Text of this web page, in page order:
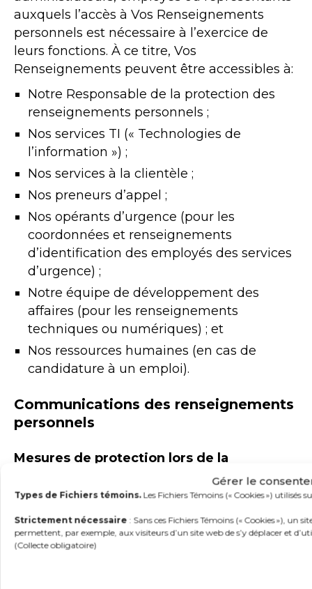
Gérer le
Types de Fichiers témoins. Les Fichiers Témoins (« Cookies ») utilisés
Strictement nécessaire : Sans ces Fichiers Témoins (« Cookies »), un
permettent, par exemple, aux visiteurs d’un site web de s’y déplacer et
(Collecte obligatoire)
auxquels l’accès à Vos Renseignements
personnels est nécessaire à l’exercice de
leurs fonctions. À ce titre, Vos
Renseignements peuvent être accessibles à:
Notre Responsable de la protection des
renseignements personnels ;
Nos services TI (« Technologies de
l’information ») ;
Nos services à la clientèle ;
Nos preneurs d’appel ;
Nos opérants d’urgence (pour les
coordonnées et renseignements
d’identification des employés des services
d’urgence) ;
Notre équipe de développement des
affaires (pour les renseignements
techniques ou numériques) ; et
Nos ressources humaines (en cas de
candidature à un emploi).
Communications des renseignements
personnels
Mesures de protection lors de la
Nous ne
communiquons Vos Renseignements
personnels à Nos Fournisseurs de services
que si ceux-ci se sont préalablement
engagés par écrit à assurer la confidentialité